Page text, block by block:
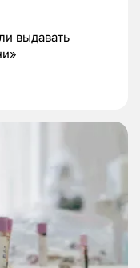
выдавать